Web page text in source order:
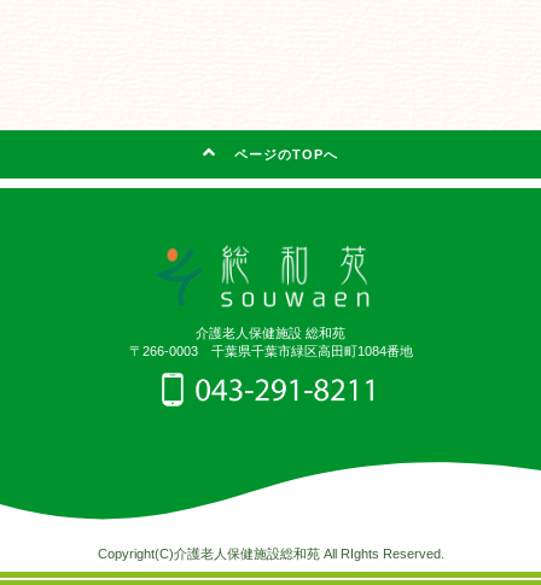
ページのTOPへ
介護老人保健施設 総和苑
〒266-0003 千葉県千葉市緑区高田町1084番地
Copyright(C)介護老人保健施設総和苑 All RIghts Reserved.